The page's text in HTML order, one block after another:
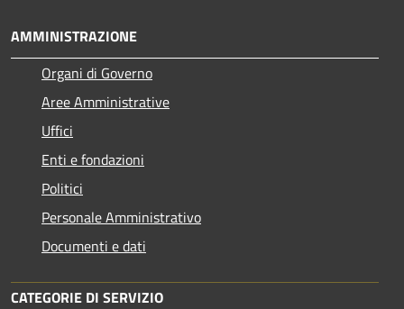
AMMINISTRAZIONE
Organi di Governo
Aree Amministrative
Uffici
Enti e fondazioni
Politici
Personale Amministrativo
Documenti e dati
CATEGORIE DI SERVIZIO